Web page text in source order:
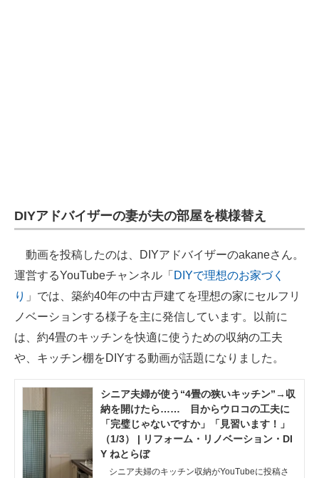
DIYアドバイザーの妻が夫の部屋を模様替え
動画を投稿したのは、DIYアドバイザーのakaneさん。
運営するYouTubeチャンネル「 DIYで理想のお家づく
り 」では、築約40年の中古戸建てを理想の家にセルフリ
ノベーションする様子を主に発信しています。以前に
は、約4畳のキッチンを快適に使うための収納の工夫
や、キッチン棚をDIYする動画が話題になりました。
シニア夫婦が使う“4畳の狭いキッチン”→収
納を開けたら…… 目からウロコの工夫に
「完璧じゃないですか」「見習います！」
（1/3） | リフォーム・リノベーション・DI
Y ねとらぼ
シニア夫婦のキッチン収納がYouTubeに投稿さ